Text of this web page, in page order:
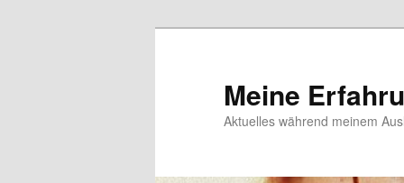
Meine
Aktuelles während meinem